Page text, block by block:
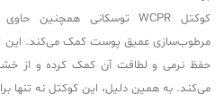
کوکتل WCPR توسکانی همچنین حاوی
مرطوب‌سازی عمیق پوست کمک می‌کند. این
حفظ نرمی و لطافت آن کمک کرده و از
می‌کند. به همین دلیل، این کوکتل نه تنها